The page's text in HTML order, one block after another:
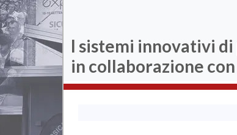
I sistemi innovativi
in collaborazione con